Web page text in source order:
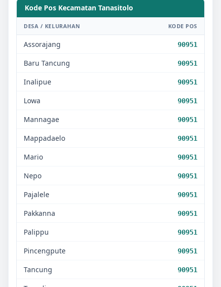
Kode Pos Kecamatan Tanasitolo
DESA / KELURAHAN KODE POS
Assorajang 90951
Baru Tancung 90951
Inalipue 90951
Lowa 90951
Mannagae 90951
Mappadaelo 90951
Mario 90951
Nepo 90951
Pajalele 90951
Pakkanna 90951
Palippu 90951
Pincengpute 90951
Tancung 90951